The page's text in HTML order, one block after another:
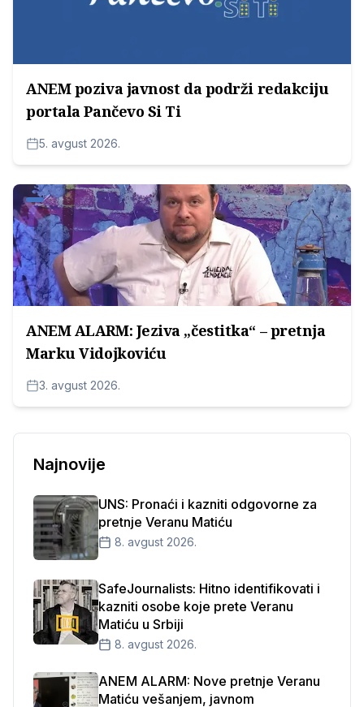
ANEM poziva javnost da podrži redakciju
portala Pančevo Si Ti
5. avgust 2026.
ANEM ALARM: Jeziva „čestitka“ – pretnja
Marku Vidojkoviću
3. avgust 2026.
Najnovije
UNS: Pronaći i kazniti odgovorne za
pretnje Veranu Matiću
8. avgust 2026.
SafeJournalists: Hitno identifikovati i
kazniti osobe koje prete Veranu
Matiću u Srbiji
8. avgust 2026.
ANEM ALARM: Nove pretnje Veranu
Matiću vešanjem, javnom